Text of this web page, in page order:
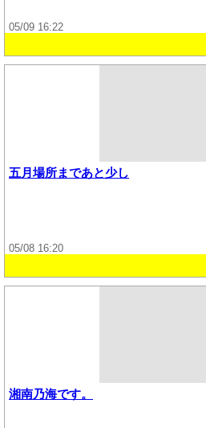
05/09 16:22
五月場所まであと少し
05/08 16:20
湘南乃海です。